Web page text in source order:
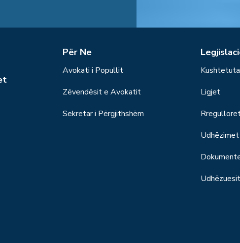
Për Ne
Avokati i Popullit
Zëvendësit e Avokatit
Sekretar i Përgjithshëm
Kushtetuta
Ligjet
Udhëzuesit